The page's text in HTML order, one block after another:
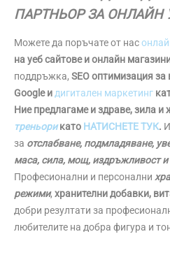
ПАРТНЬОР ЗА ОНЛАЙН
Можете да поръчате от нас
на уеб сайтове и онлайн
поддръжка, SEO оптимизация
Google идигитален маркетинг
Ние предлагаме и здраве, зила и
треньорикато НАТИСНЕТЕ ТУК.
за отслабване, подмладяване,
маса, сила, мощ, издръжливост и
Професионални и персонални
режими, хранителни добавки,
добри резултати за
любителите на добра фигура и